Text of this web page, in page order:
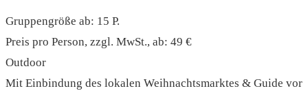
Gruppengröße ab: 15 P.
Preis pro Person, zzgl. MwSt., ab: 49 €
Outdoor
Mit Einbindung des lokalen Weihnachtsmarktes & Guide vor